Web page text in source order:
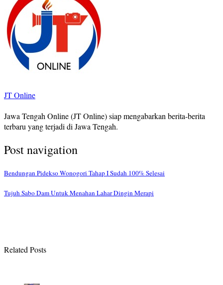
JT Online
Jawa Tengah Online (JT Online) siap mengabarkan berita-berita
terbaru yang terjadi di Jawa Tengah.
Post navigation
Bendungan Pidekso Wonogori Tahap I Sudah 100% Selesai
Tujuh Sabo Dam Untuk Menahan Lahar Dingin Merapi
Related Posts